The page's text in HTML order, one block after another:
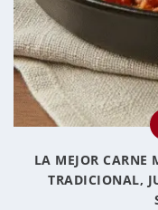
LA MEJOR CARNE
TRADICIONAL,